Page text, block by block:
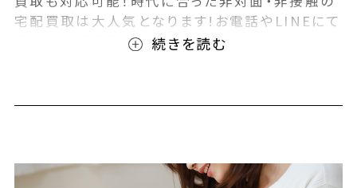
宅配買取は大人気となります!お電話やLINEにて
事前査定が可能となっております！また無料の宅